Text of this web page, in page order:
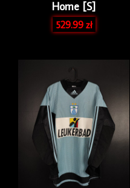
Home [S]
529.99zł